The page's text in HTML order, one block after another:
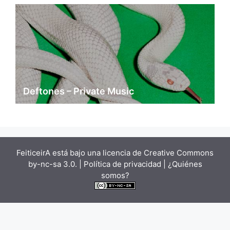
Deftones – Private Music
FeiticeirA está bajo una licencia de Creative Commons
by-nc-sa 3.0. | Política de privacidad | ¿Quiénes
somos?